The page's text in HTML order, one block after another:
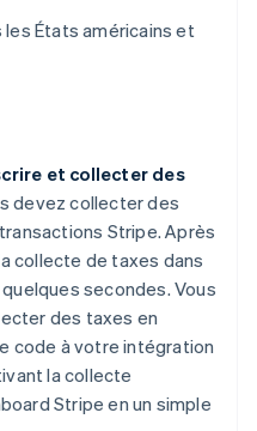
États américains et
et collecter des
devez collecter des
Stripe. Après
collecte de taxes dans
secondes. Vous
des taxes en
code à votre intégration
la collecte
Stripe en un simple